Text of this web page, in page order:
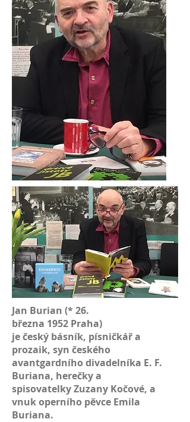
Jan Burian (* 26.
března 1952 Praha)
ječeský básník, písničkář a
prozaik, syn českého
avantgardního divadelníka E. F.
Buriana, herečky a
spisovatelkyZuzany Kočové, a
vnuk operního pěvce Emila
Buriana.